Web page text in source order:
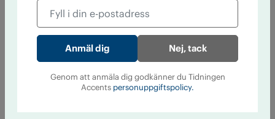
Nej, tack
Genom att anmäla dig godkänner du Tidningen
Accents personuppgiftspolicy.